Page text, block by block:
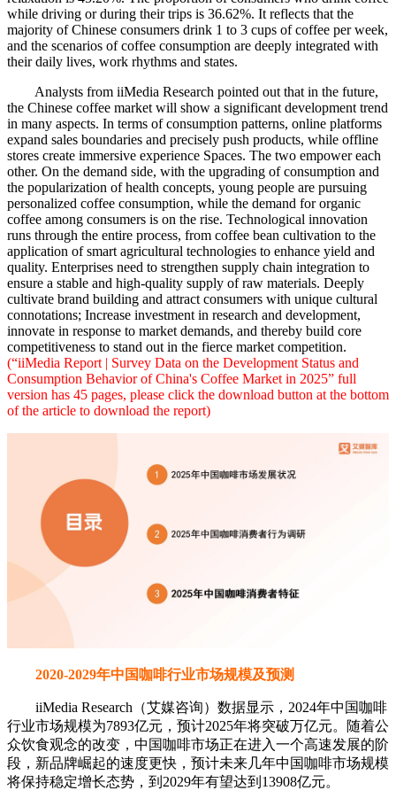
while driving or during their trips is 36.62%. It reflects that the
majority of Chinese consumers drink 1 to 3 cups of coffee per week,
and the scenarios of coffee consumption are deeply integrated with
their daily lives, work rhythms and states.
Analysts from iiMedia Research pointed out that in the future,
the Chinese coffee market will show a significant development trend
in many aspects. In terms of consumption patterns, online platforms
expand sales boundaries and precisely push products, while offline
stores create immersive experience Spaces. The two empower each
other. On the demand side, with the upgrading of consumption and
the popularization of health concepts, young people are pursuing
personalized coffee consumption, while the demand for organic
coffee among consumers is on the rise. Technological innovation
runs through the entire process, from coffee bean cultivation to the
application of smart agricultural technologies to enhance yield and
quality. Enterprises need to strengthen supply chain integration to
ensure a stable and high-quality supply of raw materials. Deeply
cultivate brand building and attract consumers with unique cultural
connotations; Increase investment in research and development,
innovate in response to market demands, and thereby build core
competitiveness to stand out in the fierce market competition.
(“iiMedia Report | Survey Data on the Development Status and
Consumption Behavior of China's Coffee Market in 2025” full
version has 45 pages, please click the download button at the bottom
of the article to download the report)
2020-2029年中国咖啡行业市场规模及预测
iiMedia Research（艾媒咨询）数据显示，2024年中国咖啡
行业市场规模为7893亿元，预计2025年将突破万亿元。随着公
众饮食观念的改变，中国咖啡市场正在进入一个高速发展的阶
段，新品牌崛起的速度更快，预计未来几年中国咖啡市场规模
将保持稳定增长态势，到2029年有望达到13908亿元。